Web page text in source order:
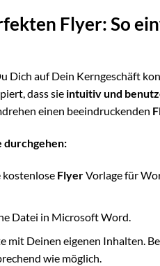
Flyer: So
Dich auf Dein Kerngeschäft
dass sie intuitiv und
einen beeindruckenden
durchgehen:
kostenlose FlyerVorlage für
Datei in Microsoft Word.
mit Deinen eigenen Inhalten.
wie möglich.